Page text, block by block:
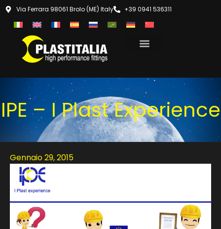
Via Ferrara 98061 Brolo (ME) Italy +39 0941 536311
IPE – I Plast Experience
Gennaio 29, 2015